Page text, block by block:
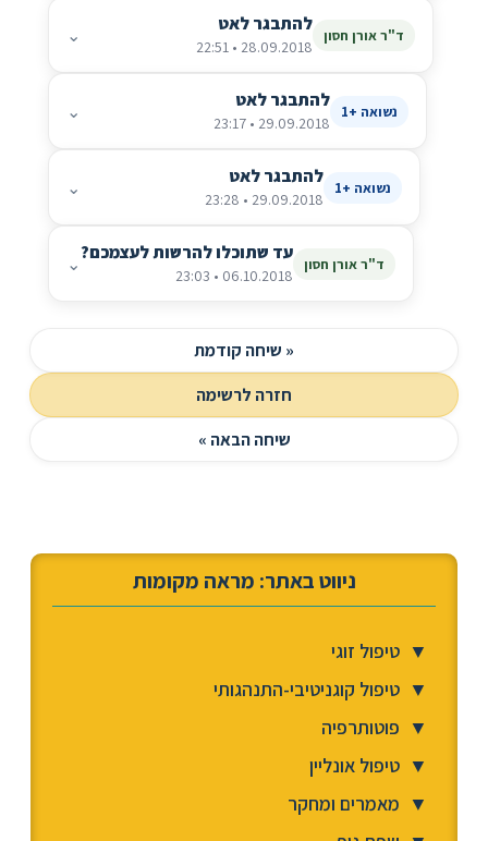
ד"ר אורן חסון להתבגר לאט
28.09.2018 • 22:51
⌄
נשואה +1 להתבגר לאט
29.09.2018 • 23:17
⌄
נשואה +1 להתבגר לאט
29.09.2018 • 23:28
⌄
ד"ר אורן חסון עד שתוכלו להרשות לעצמכם?
06.10.2018 • 23:03
⌄
« שיחה קודמת
חזרה לרשימה
שיחה הבאה »
ניווט באתר: מראה מקומות
▼ טיפול זוגי
▼ טיפול קוגניטיבי-התנהגותי
▼ פוטותרפיה
▼ טיפול אונליין
▼ מאמרים ומחקר